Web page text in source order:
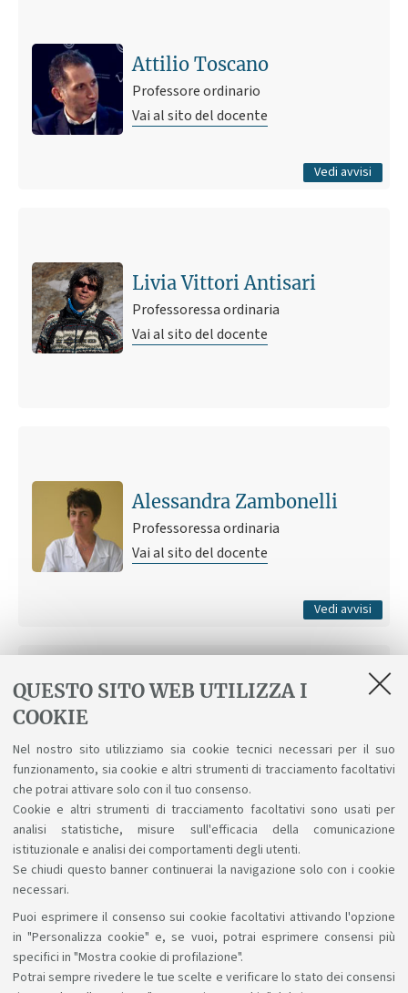
QUESTO SITO WEB UTILIZZA I
COOKIE
Nel nostro sito utilizziamo sia cookie tecnici necessari per il suo
funzionamento, sia cookie e altri strumenti di tracciamento facoltativi
che potrai attivare solo con il tuo consenso.
Cookie e altri strumenti di tracciamento facoltativi sono usati per
analisi statistiche, misure sull'efficacia della comunicazione
istituzionale e analisi dei comportamenti degli utenti.
Se chiudi questo banner continuerai la navigazione solo con i cookie
necessari.
Puoi esprimere il consenso sui cookie facoltativi attivando l'opzione
in "Personalizza cookie" e, se vuoi, potrai esprimere consensi più
specifici in "Mostra cookie di profilazione".
Potrai sempre rivedere le tue scelte e verificare lo stato dei consensi
Attilio Toscano
Professore ordinario
Vai al sito del docente
Vedi avvisi
10 aprile 2020 11:56
Tutti gli avvisi
Livia Vittori Antisari
Professoressa ordinaria
Vai al sito del docente
Alessandra Zambonelli
Professoressa ordinaria
Vai al sito del docente
Vedi avvisi
Pubblicato il
23 novembre 2020 14:17
Tutti gli avvisi
Professore associato
Vai al sito del docente
Vedi avvisi
Esami / Exams
Tutti gli avvisi
Sosteniamo il diritto alla conoscenza
Seguici su: